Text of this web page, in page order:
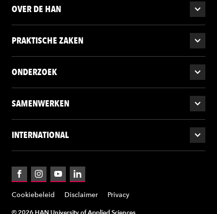
OVER DE HAN
PRAKTISCHE ZAKEN
ONDERZOEK
SAMENWERKEN
INTERNATIONAL
FacebookInstagramYouTubeLinkedIn
Cookiebeleid Disclaimer Privacy
© 2026 HAN University of Applied Sciences